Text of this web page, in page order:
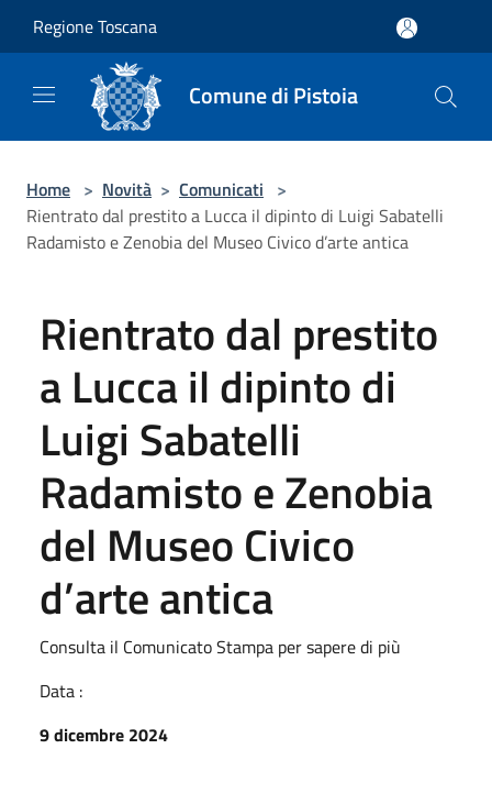
Regione Toscana
Comune di Pistoia
Home > Novità > Comunicati >
Rientrato dal prestito a Lucca il dipinto di Luigi Sabatelli
Radamisto e Zenobia del Museo Civico d’arte antica
Rientrato dal prestito
a Lucca il dipinto di
Luigi Sabatelli
Radamisto e Zenobia
del Museo Civico
d’arte antica
Consulta il Comunicato Stampa per sapere di più
Data :
9 dicembre 2024